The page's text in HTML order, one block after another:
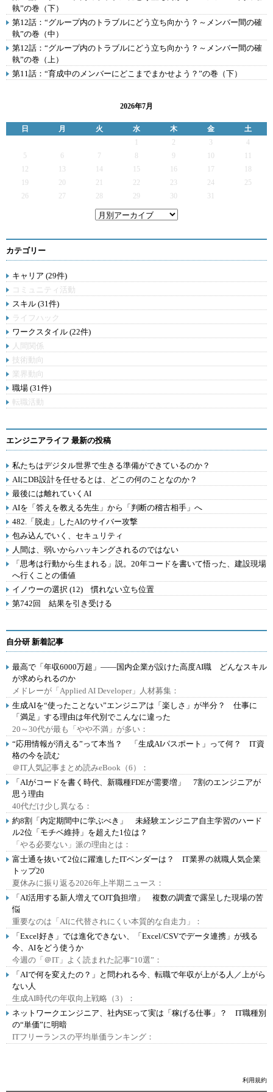
執”の巻（下）
第12話：“グループ内のトラブルにどう立ち向かう？～メンバー間の確
執”の巻（中）
第12話：“グループ内のトラブルにどう立ち向かう？～メンバー間の確
執”の巻（上）
第11話：“育成中のメンバーにどこまでまかせよう？”の巻（下）
2026年7月
日 月 火 水 木 金
土
2 3
4
5
6 7 9
12
13 14 15 16 17
19
20 21 22 23 24
25
26
27 28 29 30 31
カテゴリー
キャリア (29件)
コミュニティ活動
スキル (31件)
ライフハック
ワークスタイル (22件)
人間関係
技術動向
業界動向
職場 (31件)
転職活動
エンジニアライフ 最新の投稿
私たちはデジタル世界で生きる準備ができているのか？
AIにDB設計を任せるとは、どこの何のことなのか？
最後には離れていくAI
AIを「答えを教える先生」から「判断の稽古相手」へ
482.「脱走」したAIのサイバー攻撃
包み込んでいく、セキュリティ
人間は、弱いからハッキングされるのではない
「思考は行動から生まれる」説。20年コードを書いて悟った、建設現場
へ行くことの価値
イノウーの選択 (12) 慣れない立ち位置
第742回 結果を引き受ける
自分研 新着記事
最高で「年収6000万超」――国内企業が設けた高度AI職 どんなスキル
が求められるのか
メドレーが「Applied AI Developer」人材募集：
生成AIを“使ったことない”エンジニアは「楽しさ」が半分？ 仕事に
「満足」する理由は年代別でこんなに違った
20～30代が最も「やや不満」が多い：
“応用情報が消える”って本当？ 「生成AIパスポート」って何？ IT資
格の今を読む
＠IT人気記事まとめ読みeBook（6）：
「AIがコードを書く時代、新職種FDEが需要増」 7割のエンジニアが
思う理由
40代だけ少し異なる：
約8割「内定期間中に学ぶべき」 未経験エンジニア自主学習のハード
ル2位「モチベ維持」を超えた1位は？
「やる必要ない」派の理由とは：
富士通を抜いて2位に躍進したITベンダーは？ IT業界の就職人気企業
トップ20
夏休みに振り返る2026年上半期ニュース：
「AI活用する新人増えてOJT負担増」 複数の調査で露呈した現場の苦
悩
重要なのは「AIに代替されにくい本質的な自走力」：
「Excel好き」では進化できない、「Excel/CSVでデータ連携」が残る
今、AIをどう使うか
今週の「＠IT」よく読まれた記事“10選”：
「AIで何を変えたの？」と問われる今、転職で年収が上がる人／上がら
ない人
生成AI時代の年収向上戦略（3）：
ネットワークエンジニア、社内SEって実は「稼げる仕事」？ IT職種別
の“単価”に明暗
ITフリーランスの平均単価ランキング：
利用規約